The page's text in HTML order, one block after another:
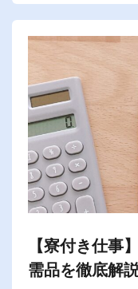
【寮付き仕事
需品を徹底解